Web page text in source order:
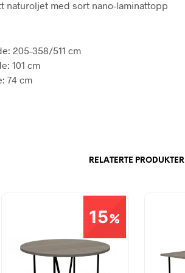
naturoljet med sort nano-laminattopp
205-358/511 cm
101 cm
74 cm
RELATERTE PRODUKTER
15